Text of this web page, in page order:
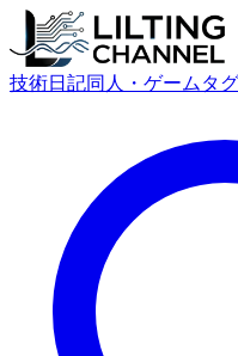
技術日記同人・ゲーム タグ